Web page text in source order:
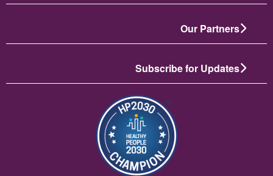
Our Partners
Subscribe for Updates
תמונה